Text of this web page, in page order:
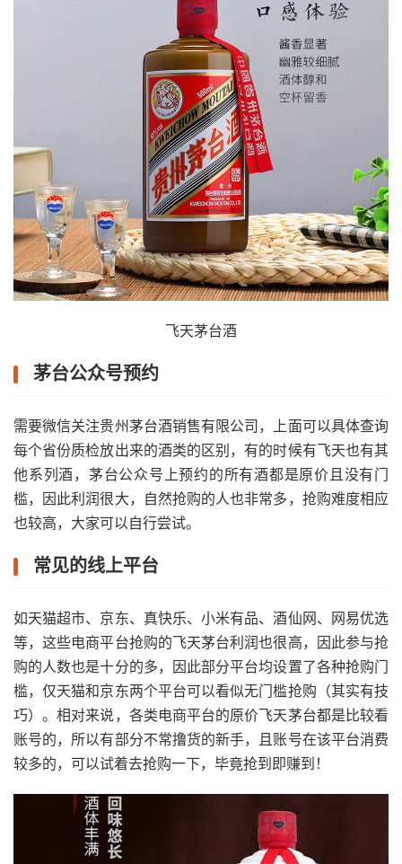
飞天茅台酒
茅台公众号预约
需要微信关注贵州茅台酒销售有限公司，上面可以具体查询
每个省份质检放出来的酒类的区别，有的时候有飞天也有其
他系列酒，茅台公众号上预约的所有酒都是原价且没有门
槛，因此利润很大，自然抢购的人也非常多，抢购难度相应
也较高，大家可以自行尝试。
常见的线上平台
如天猫超市、京东、真快乐、小米有品、酒仙网、网易优选
等，这些电商平台抢购的飞天茅台利润也很高，因此参与抢
购的人数也是十分的多，因此部分平台均设置了各种抢购门
槛，仅天猫和京东两个平台可以看似无门槛抢购（其实有技
巧）。相对来说，各类电商平台的原价飞天茅台都是比较看
账号的，所以有部分不常撸货的新手，且账号在该平台消费
较多的，可以试着去抢购一下，毕竟抢到即赚到！